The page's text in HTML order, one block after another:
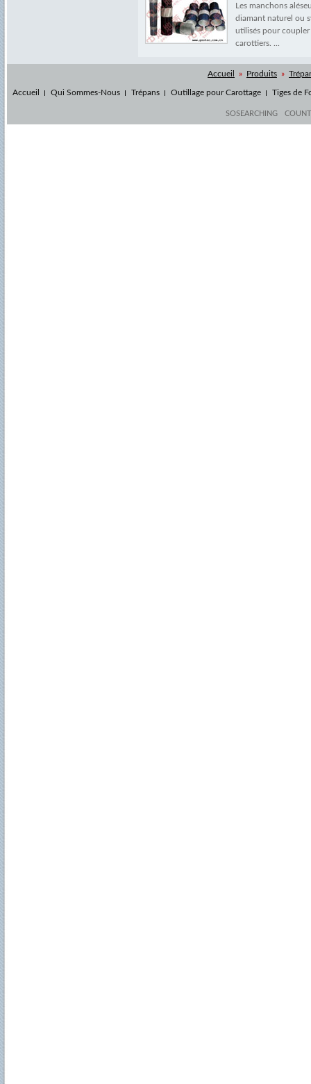
Les manchons
diamant naturel ou
utilisés pour coupler
carottiers. ...
Accueil » Produits »
Accueil Qui Sommes-Nous Trépans Outillage pour Carottage Tiges de
SOSEARCHING COUNT